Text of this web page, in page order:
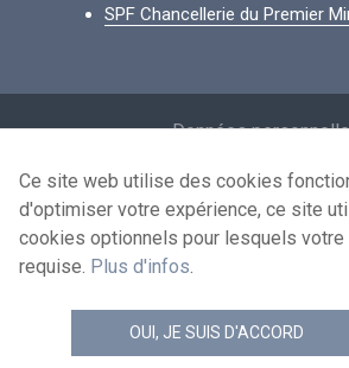
SPF Chancellerie du Premier
Données
Conditions de
Contactez-nous
news.belgium flux
© 2026 -
Ce site web utilise des cookies
d'optimiser votre expérience, ce site
cookies optionnels pour lesquels
requise. Plus d'infos.
OUI, JE SUIS D'ACCORD